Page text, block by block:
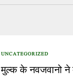
UNCATEGORIZED
मुल्क के नवजवानो ने